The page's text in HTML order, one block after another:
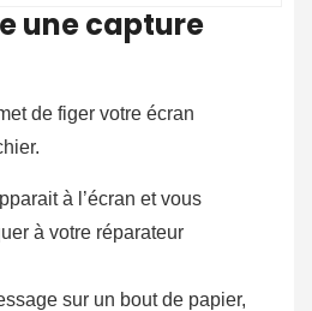
une capture
de figer votre écran
à l’écran et vous
à votre réparateur
sur un bout de papier,